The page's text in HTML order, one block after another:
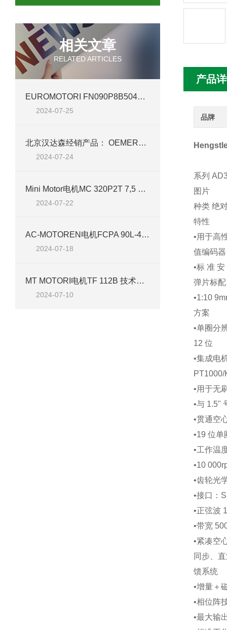
AC-motoren交流电机FCA 132S-4/
AC-motoren交流电机ACM 160M-4参
AC-MOTOREN电机FCPA 71B-2参数
相关文章
RELATED ARTICLES
EUROMOTORI FN090P8B504AVFZ 电机——北京汉达森高效动力新篇章
2024-07-25
北京汉达森经销产品： OEMER电机 QCAVM 90L 详细介绍
2024-07-24
Mini Motor电机MC 320P2T 7,5 B3 技术介绍
2024-07-22
AC-MOTOREN电机FCPA 90L-4/HE 技术介绍
2024-07-18
MT MOTORI电机TF 112B 技术介绍
2024-07-10
产品
品牌
系列
图片
种类 绝
特性
•用于高
值编码器
•标 准 安
弹片标配
•1:10
方案
•单圈分
12 位
•集成电
PT1000/
•用于无
•与 1.5"
•贯通空
•19 位单
•工作温
•10
•齿轮光
•接口：
•正弦波
•带宽
•紧凑空
同步、
馈系统
•增量＋
•相位阵
•最大输